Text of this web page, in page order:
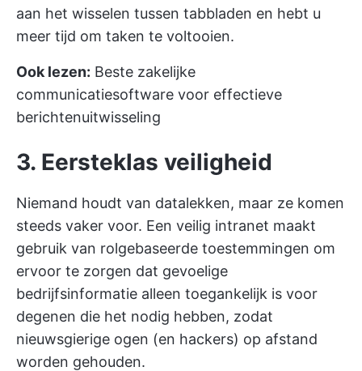
aan het wisselen tussen tabbladen en hebt u
meer tijd om taken te voltooien.
Ook lezen: Beste zakelijke
communicatiesoftware voor effectieve
berichtenuitwisseling
3. Eersteklas veiligheid
Niemand houdt van datalekken, maar ze komen
steeds vaker voor. Een veilig intranet maakt
gebruik van rolgebaseerde toestemmingen om
ervoor te zorgen dat gevoelige
bedrijfsinformatie alleen toegankelijk is voor
degenen die het nodig hebben, zodat
nieuwsgierige ogen (en hackers) op afstand
worden gehouden.